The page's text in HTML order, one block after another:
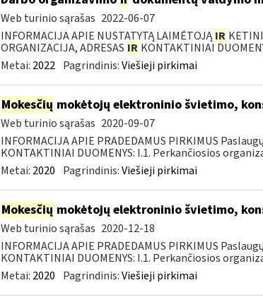
Web turinio sąrašas 2022-06-07
INFORMACIJA APIE NUSTATYTĄ LAIMĖTOJĄIR
ORGANIZACIJA, ADRESAS IR KONTAKTINIAI
Metai: 2022 Pagrindinis:Viešieji pirkimai
Mokesčių mokėtojų elektroninio švietimo,
Web turinio sąrašas 2020-09-07
INFORMACIJA APIE PRADEDAMUS PIRKIMUS
KONTAKTINIAI DUOMENYS: I.1. Perkančiosios
Metai: 2020 Pagrindinis:Viešieji pirkimai
Mokesčių mokėtojų elektroninio švietimo,
Web turinio sąrašas 2020-12-18
INFORMACIJA APIE PRADEDAMUS PIRKIMUS
KONTAKTINIAI DUOMENYS: I.1. Perkančiosios
Metai: 2020 Pagrindinis:Viešieji pirkimai